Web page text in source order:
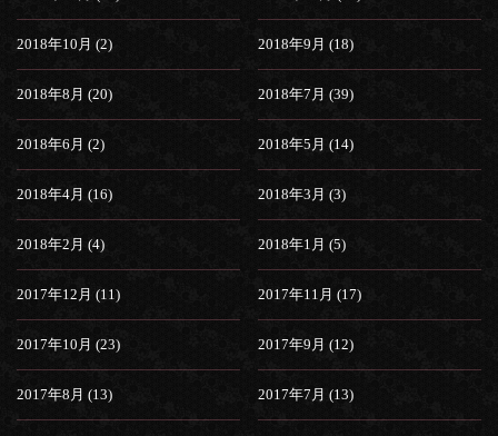
2018年10月 (2) 2018年9月 (18)
2018年8月 (20) 2018年7月 (39)
2018年6月 (2) 2018年5月 (14)
2018年4月 (16) 2018年3月 (3)
2018年2月 (4) 2018年1月 (5)
2017年12月 (11) 2017年11月 (17)
2017年10月 (23) 2017年9月 (12)
2017年8月 (13) 2017年7月 (13)